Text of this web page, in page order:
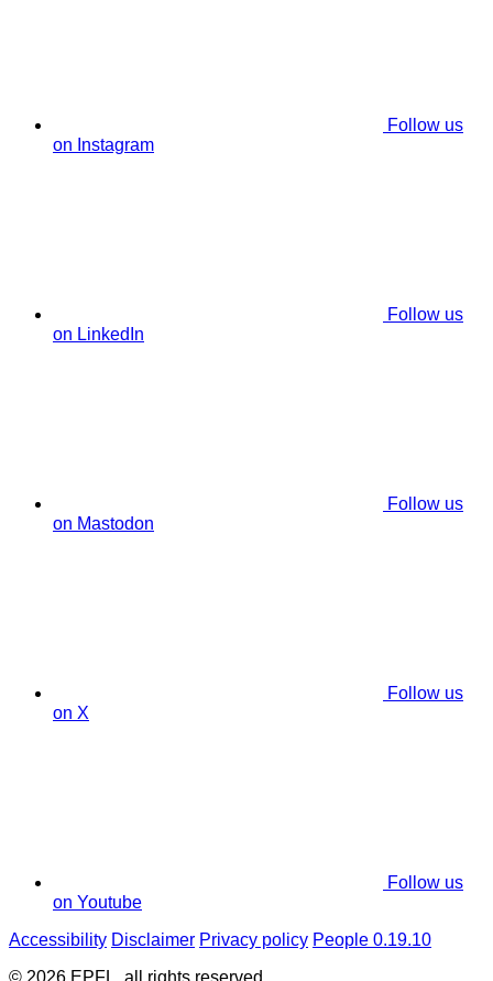
Follow us
on Instagram
Follow us
on LinkedIn
Follow us
on Mastodon
Follow us
on X
Follow us
on Youtube
Accessibility Disclaimer Privacy policy People 0.19.10